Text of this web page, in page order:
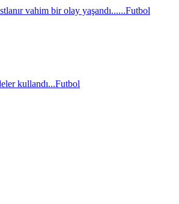
vahim bir olay yaşandı......Futbol
kullandı...Futbol